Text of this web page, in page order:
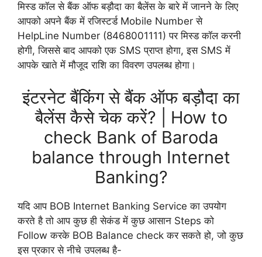
मिस्ड कॉल से बैंक ऑफ बड़ौदा का बैलेंस के बारे में जानने के लिए
आपको अपने बैंक में रजिस्टर्ड Mobile Number से
HelpLine Number (8468001111) पर मिस्ड कॉल करनी
होगी, जिससे बाद आपको एक SMS प्राप्त होगा, इस SMS में
आपके खाते में मौजूद राशि का विवरण उपलब्ध होगा।
इंटरनेट बैंकिंग से बैंक ऑफ बड़ौदा का
बैलेंस कैसे चेक करें? | How to
check Bank of Baroda
balance through Internet
Banking?
यदि आप BOB Internet Banking Service का उपयोग
करते है तो आप कुछ ही सेकंड में कुछ आसान Steps को
Follow करके BOB Balance check कर सकते हो, जो कुछ
इस प्रकार से नीचे उपलब्ध है-